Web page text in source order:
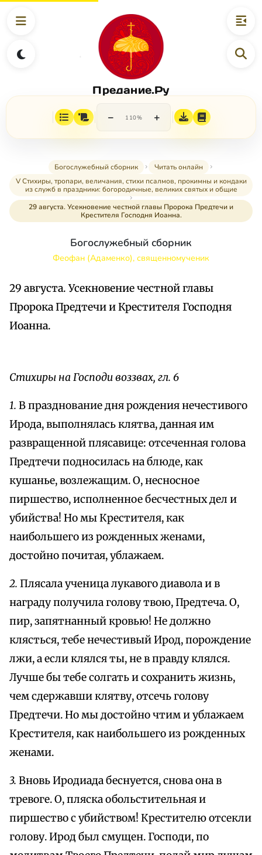
Предание.Ру
− 110% +
Богослужебный сборник
Читать онлайн
V Стихиры, тропари, величания, стихи псалмов, прокимны и кондаки
из служб в праздники: богородичные, великих святых и общие
29 августа. Усекновение честной главы Пророка Предтечи и
Крестителя Господня Иоанна.
Богослужебный сборник
Феофан (Адаменко), священномученик
29 августа. Усекновение честной главы
Пророка Предтечи и Крестителя Господня
Иоанна.
Стихиры на Господи воззвах, гл. 6
1. В празднование дня рождения нечестивого
Ирода, выполнялась клятва, данная им
развращенной плясавице: отсеченная голова
Предтечи подносилась на блюде, как
кушанье, возлежащим. О, несносное
пиршество, исполненное бесчестных дел и
убийства! Но мы Крестителя, как
наибольшего из рожденных женами,
достойно почитая, ублажаем.
2. Плясала ученица лукавого диавола и в
награду получила голову твою, Предтеча. О,
пир, запятнанный кровью! Не должно
клясться, тебе нечестивый Ирод, порождение
лжи, а если клялся ты, не в правду клялся.
Лучше бы тебе солгать и сохранить жизнь,
чем сдержавши клятву, отсечь голову
Предтечи. Но мы достойно чтим и ублажаем
Крестителя, как наибольшего из рожденных
женами.
3. Вновь Иродиада беснуется, снова она в
тревоге. О, пляска обольстительная и
пиршество с убийством! Крестителю отсекли
голову. Ирод был смущен. Господи, по